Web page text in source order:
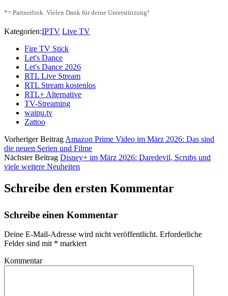
*= Partnerlink. Vielen Dank für deine Unterstützung!
Kategorien:IPTV Live TV
Fire TV Stick
Let's Dance
Let's Dance 2026
RTL Live Stream
RTL Stream kostenlos
RTL+ Alternative
TV-Streaming
waipu.tv
Zattoo
Vorheriger Beitrag Amazon Prime Video im März 2026: Das sind
die neuen Serien und Filme
Nächster Beitrag Disney+ im März 2026: Daredevil, Scrubs und
viele weitere Neuheiten
Schreibe den ersten Kommentar
Schreibe einen Kommentar
Deine E-Mail-Adresse wird nicht veröffentlicht. Erforderliche
Felder sind mit * markiert
Kommentar